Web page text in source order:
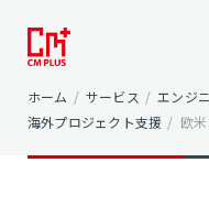
ホーム / サービス / エンジ
海外プロジェクト支援 / 欧